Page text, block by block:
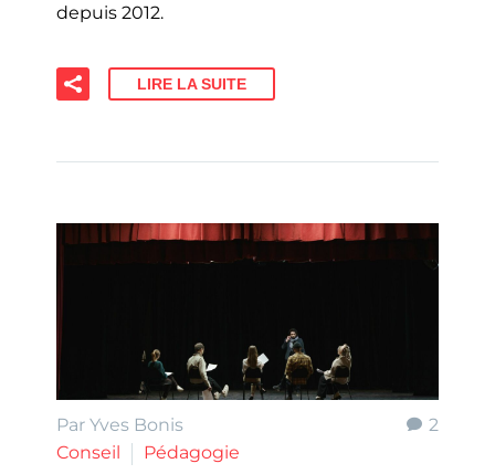
depuis 2012.
LIRE LA SUITE
2
Par Yves Bonis
Conseil
Pédagogie